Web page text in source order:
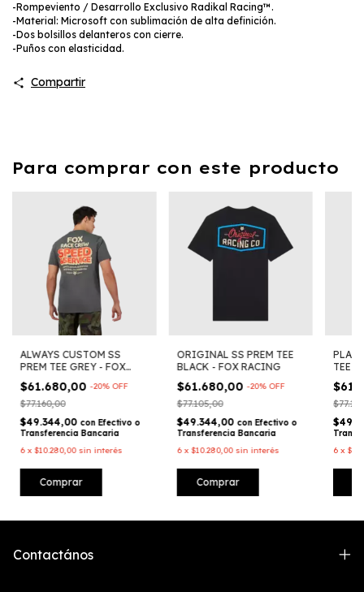
-Rompeviento / Desarrollo Exclusivo Radikal Racing™.
-Material: Microsoft con sublimación de alta definición.
-Dos bolsillos delanteros con cierre.
-Puños con elasticidad.
Compartir
Para comprar con este producto
ALWAYS CUSTOM SS
PREM TEE GREY - FOX
RACING
$61.680,00-20% OFF
$77.160,00
$49.344,00 con Efectivo o
Transferencia Bancaria
6 x$10.280,00 sin interés
Comprar
ORIGINAL SS PREM TEE
BLACK - FOX RACING
$61.680,00-20% OFF
$77.105,00
$49.344,00 con Efectivo o
Transferencia Bancaria
6 x$10.280,00 sin interés
Comprar
TEE
6 x
Contactános